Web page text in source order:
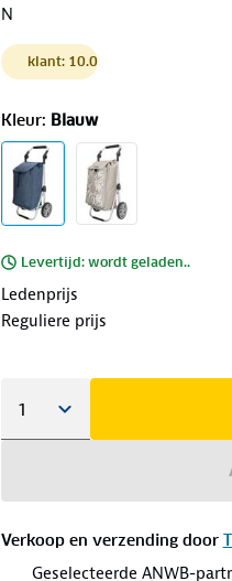
N
klant: 10.0
Kleur: Blauw
Levertijd: wordt geladen..
Ledenprijs
Reguliere prijs
Verkoop en verzending door
Geselecteerde ANWB-